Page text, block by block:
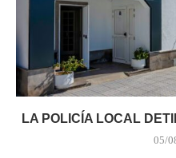
LA POLICÍA LOCAL
05/